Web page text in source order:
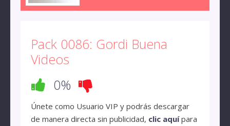
Pack 0086: Gordi Buena
Videos
0%
Únete como Usuario VIP y podrás descargar
de manera directa sin publicidad, clic aquípara